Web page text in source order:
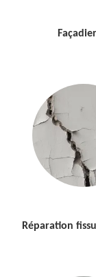
Réparation